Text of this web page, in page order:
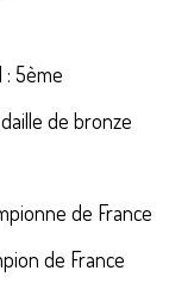
: 5ème
de bronze
de France
de France